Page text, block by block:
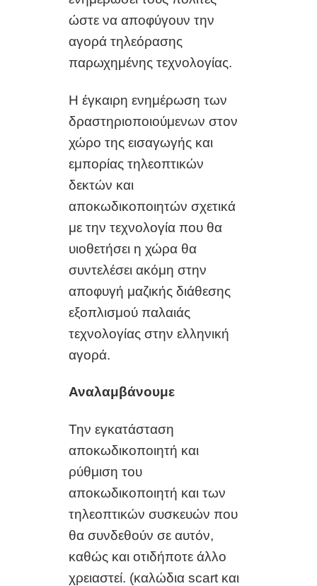
ώστε να αποφύγουν την
αγορά τηλεόρασης
παρωχημένης τεχνολογίας.
Η έγκαιρη ενημέρωση των
δραστηριοποιούμενων στον
χώρο της εισαγωγής και
εμπορίας τηλεοπτικών
δεκτών και
αποκωδικοποιητών σχετικά
με την τεχνολογία που θα
υιοθετήσει η χώρα θα
συντελέσει ακόμη στην
αποφυγή μαζικής διάθεσης
εξοπλισμού παλαιάς
τεχνολογίας στην ελληνική
αγορά.
Αναλαμβάνουμε
Την εγκατάσταση
αποκωδικοποιητή και
ρύθμιση του
αποκωδικοποιητή και των
τηλεοπτικών συσκευών που
θα συνδεθούν σε αυτόν,
καθώς και οτιδήποτε άλλο
χρειαστεί. (καλώδια scart και